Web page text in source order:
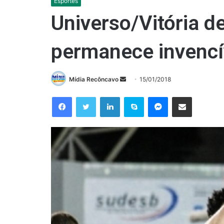
Universo/Vitória
permanece
Mídia Recôncavo
Mande
e-
15/01/2018
FacebookTwitter LinkedinSkype Messenger
Compartilhar via e-mail